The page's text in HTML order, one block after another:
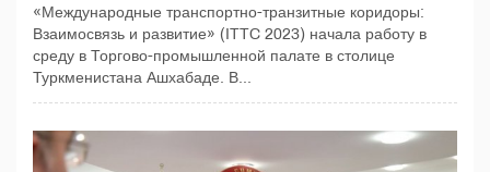
«Международные транспортно-транзитные коридоры:
Взаимосвязь и развитие» (ITTC 2023) начала работу в
среду в Торгово-промышленной палате в столице
Туркменистана Ашхабаде. В...